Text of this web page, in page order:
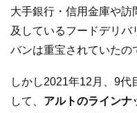
大手銀行・信用金庫や
及しているフードデリバ
バンは重宝されていたの
しかし2021年12月、9代
して、 アルトのラインナ